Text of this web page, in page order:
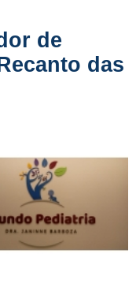
de
das